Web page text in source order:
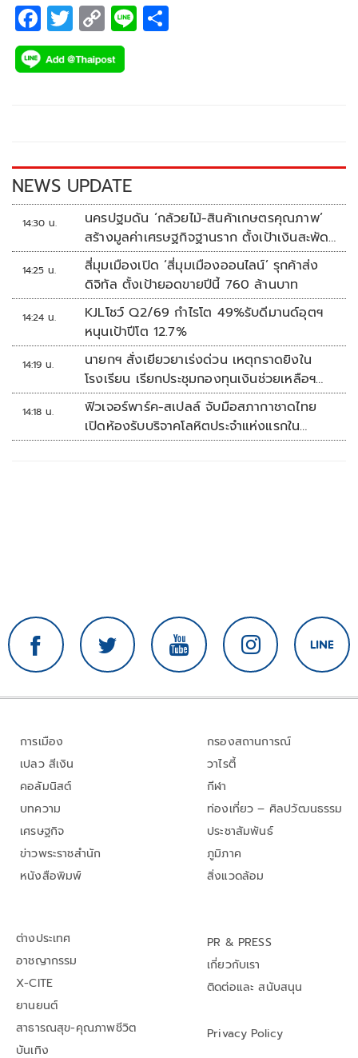
F
ac
e
k
T
wi
tt
C
o
p
k
Li
NEWS UPDATE
14:30 น.
นครปฐมดัน ‘กล้วยไม้-สินค้าเกษตรคุณภาพ’
สร้างมูลค่าเศรษฐกิจฐานราก ตั้งเป้าเงินสะพัด
10 ล้านบาท
14:25 น.
สี่มุมเมืองเปิด ‘สี่มุมเมืองออนไลน์’ รุกค้าส่ง
ดิจิทัล ตั้งเป้ายอดขายปีนี้ 760 ล้านบาท
14:24 น.
KJLโชว์ Q2/69 กำไรโต 49%รับดีมานด์อุตฯ
หนุนเป้าปีโต 12.7%
14:19 น.
นายกฯ สั่งเยียวยาเร่งด่วน เหตุกราดยิงใน
โรงเรียน เรียกประชุมกองทุนเงินช่วยเหลือฯ
ทันที
14:18 น.
ฟิวเจอร์พาร์ค-สเปลล์ จับมือสภากาชาดไทย
เปิดห้องรับบริจาคโลหิตประจำแห่งแรกใน
ศูนย์การค้าปทุมธานี
การเมือง
เปลว สีเงิน
คอลัมนิสต์
บทความ
เศรษฐกิจ
ข่าวพระราชสำนัก
หนังสือพิมพ์
กรองสถานการณ์
วาไรตี้
กีฬา
ท่องเที่ยว – ศิลปวัฒนธรรม
ประชาสัมพันธ์
ภูมิภาค
สิ่งแวดล้อม
ต่างประเทศ
อาชญากรรม
X-CITE
ยานยนต์
สาธารณสุข-คุณภาพชีวิต
บันเทิง
PR & PRESS
เกี่ยวกับเรา
ติดต่อและ สนับสนุน
Privacy Policy